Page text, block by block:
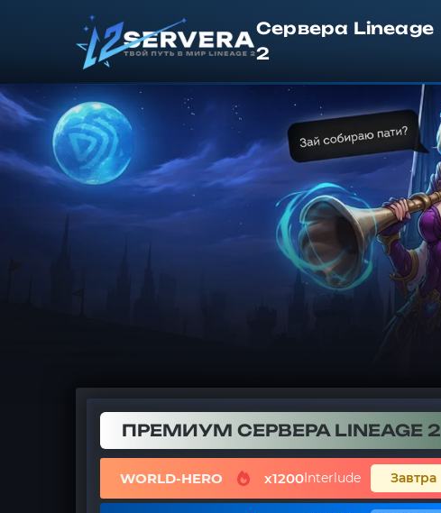
Сервера Lineage
2
ПРЕМИУМ СЕРВЕРА LINEAGE 2
WORLD-HERO x1200Interlude Завтра